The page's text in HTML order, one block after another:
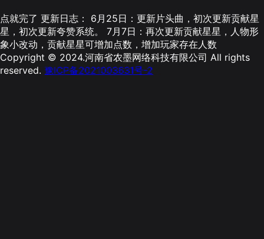
点就完了 更新日志： 6月25日：更新片头曲，初次更新贡献星
星，初次更新夸赞系统。 7月7日：再次更新贡献星星，人物形
象小改动，贡献星星可增加点数，增加玩家存在人数
Copyright © 2024.河南省农墨网络科技有限公司 All rights
reserved. 豫ICP备2021003631号-2